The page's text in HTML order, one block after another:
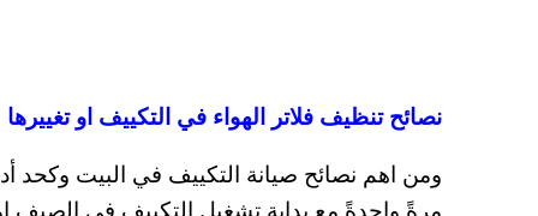
نصائح تنظيف فلاتر الهواء في التكييف او تغييرها
ومن اهم نصائح صيانة التكييف في البيت وكحد